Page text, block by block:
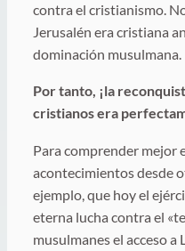
contra el cristianismo.
Jerusalén era cristiana
dominación musulmana.
Por tanto, ¡la
cristianos era
Para comprender mejor
acontecimientos desde
ejemplo, que hoy el
eterna lucha contra el
musulmanes el acceso